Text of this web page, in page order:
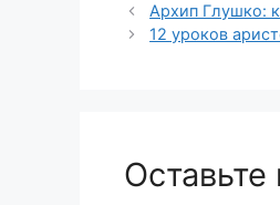
Архип Глушко:
12 уроков